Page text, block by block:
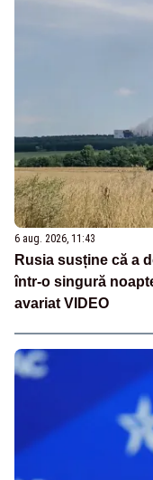
6 aug. 2026, 11:43
Rusia susține că a
într-o singură
avariat VIDEO